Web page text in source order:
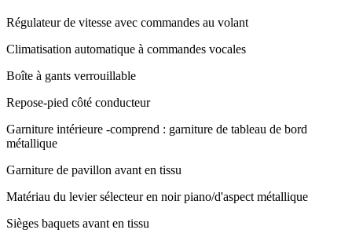
Régulateur de vitesse avec commandes au volant
Climatisation automatique à commandes vocales
Boîte à gants verrouillable
Repose-pied côté conducteur
Garniture intérieure -comprend : garniture de tableau de bord
métallique
Garniture de pavillon avant en tissu
Matériau du levier sélecteur en noir piano/d'aspect métallique
Sièges baquets avant en tissu